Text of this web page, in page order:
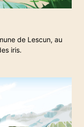
de Lescun, au
iris.